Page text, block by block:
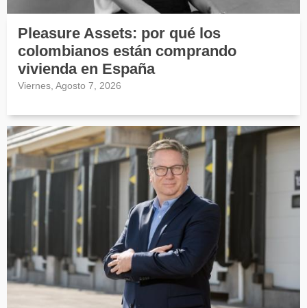
Pleasure Assets: por qué los
colombianos están comprando
vivienda en España
Viernes, Agosto 7, 2026